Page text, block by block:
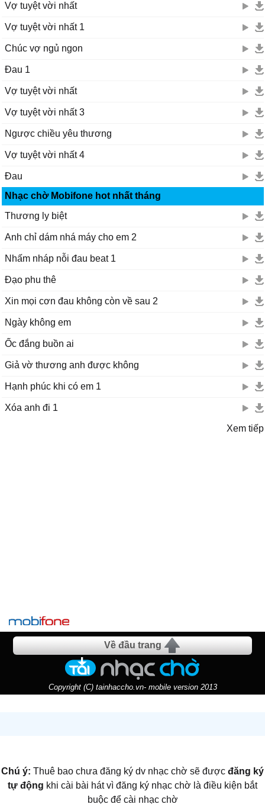
Vợ tuyệt vời nhất
Vợ tuyệt vời nhất 1
Chúc vợ ngủ ngon
Đau 1
Vợ tuyệt vời nhất
Vợ tuyệt vời nhất 3
Ngược chiều yêu thương
Vợ tuyệt vời nhất 4
Đau
Nhạc chờ Mobifone hot nhất tháng
Thương ly biệt
Anh chỉ dám nhá máy cho em 2
Nhấm nháp nỗi đau beat 1
Đạo phu thê
Xin mọi cơn đau không còn về sau 2
Ngày không em
Ốc đắng buồn ai
Giả vờ thương anh được không
Hạnh phúc khi có em 1
Xóa anh đi 1
Xem tiếp
Về đầu trang
Copyright (C) tainhaccho.vn- mobile version 2013
Chú ý: Thuê bao chưa đăng ký dv nhạc chờ sẽ được đăng ký
tự động khi cài bài hát vì đăng ký nhạc chờ là điều kiện bắt
buộc để cài nhạc chờ